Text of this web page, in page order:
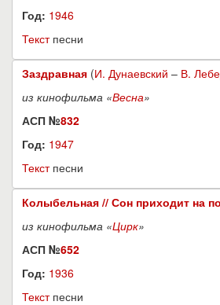
Год: 1946
Текстпесни
Заздравная (И. Дунаевский – В.
из кинофильма «Весна»
АСП №832
Год: 1947
Текстпесни
Колыбельная // Сон приходит на
из кинофильма «Цирк»
АСП №652
Год: 1936
Текстпесни